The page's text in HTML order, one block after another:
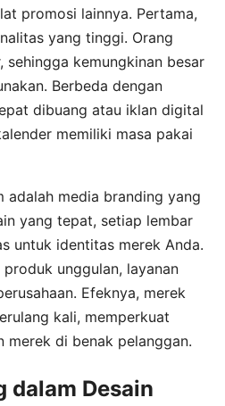
promosi lainnya. Pertama,
yang tinggi. Orang
sehingga kemungkinan besar
Berbeda dengan
dibuang atau iklan digital
memiliki masa pakai
adalah media branding yang
yang tepat, setiap lembar
untuk identitas merek Anda.
unggulan, layanan
Efeknya, merek
kali, memperkuat
merek di benak pelanggan.
dalam Desain